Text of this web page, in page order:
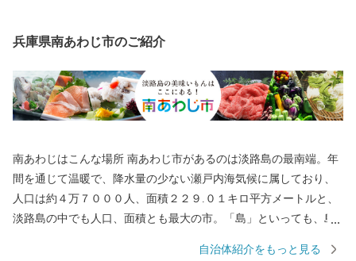
兵庫県南あわじ市のご紹介
南あわじはこんな場所 南あわじ市があるのは淡路島の最南端。年
間を通じて温暖で、降水量の少ない瀬戸内海気候に属しており、
人口は約４万７０００人、面積２２９.０１キロ平方メートルと、
淡路島の中でも人口、面積とも最大の市。「島」といっても、島
スしやすく、高速バスだと、京阪神から約２時間。徳島方面から
自治体紹介をもっと見る